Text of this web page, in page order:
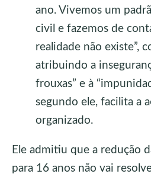
ano. Vivemos um
civil e fazemos de
realidade não existe”,
atribuindo a
frouxas” e à
segundo ele, facilita a
organizado.
Ele admitiu que a redução
para 16 anos não vai